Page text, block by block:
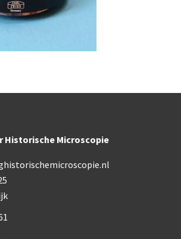
volgens Culpeper (1750-
‘bar-limb’ (1860-1880)
Engels (1860-1880)
(1860-1890)
Historische Microscopie